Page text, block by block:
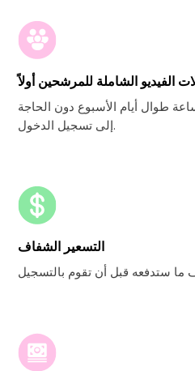
الفيديو الشاملة للمرشحين أولاً
طوال أيام الأسبوع دون الحاجة
إلى تسجيل الدخول.
التسعير الشفاف